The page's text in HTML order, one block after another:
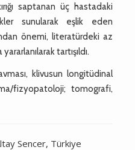
saptanan üç hastadaki
sunularak eşlik eden
önemi, literatürdeki az
tartışıldı.
klivusun longitüdinal
fizyopatoloji; tomografi,
Sencer, Türkiye